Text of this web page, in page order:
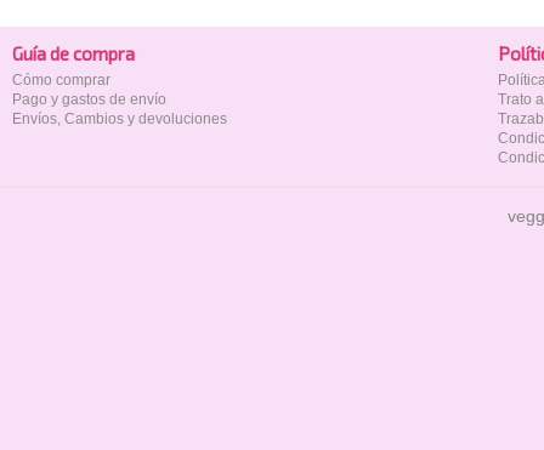
Guía de compra
Cómo comprar
Pago y gastos de envío
Envíos, Cambios y devoluciones
Trato